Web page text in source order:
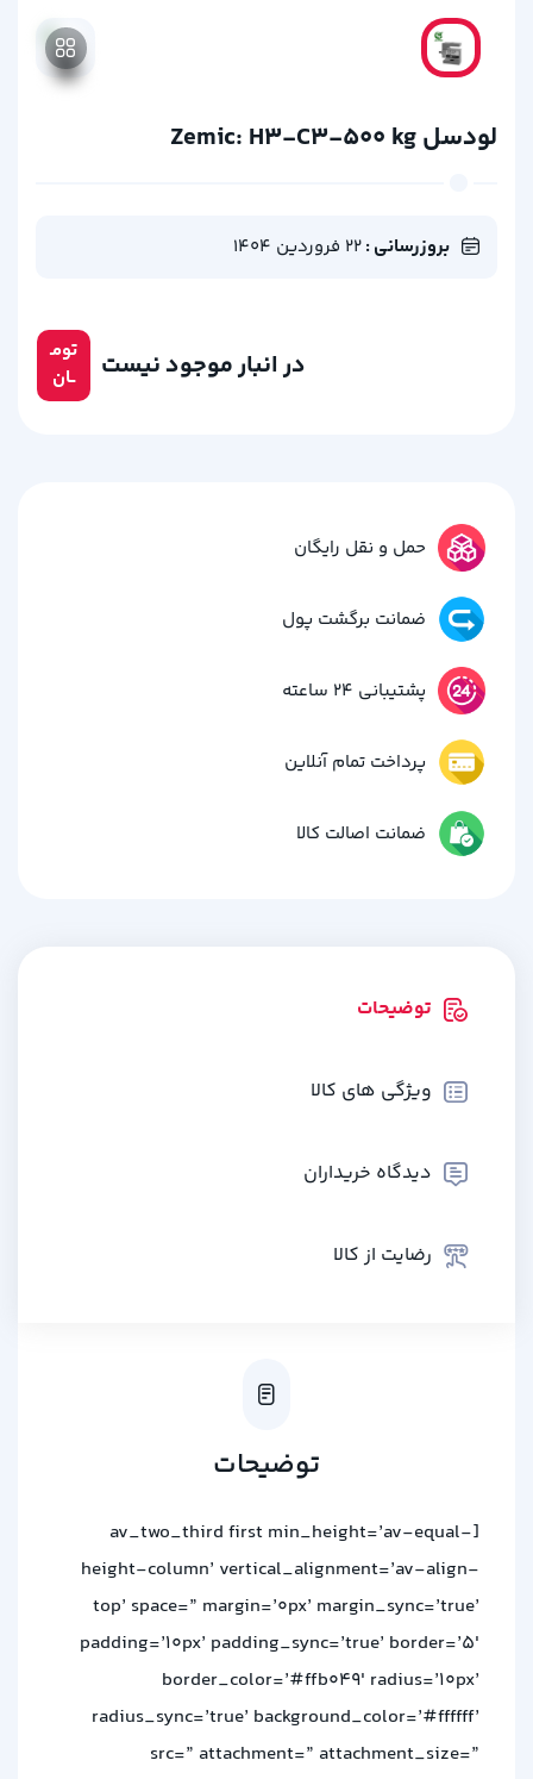
لودسل Zemic: H3-C3-500 kg
بروزرسانی :22 فروردین 1404
تومـ
ــان
در انبار موجود نیست
حمل و نقل رایگان
ضمانت برگشت پول
پشتیبانی 24 ساعته
پرداخت تمام آنلاین
ضمانت اصالت کالا
توضیحات
ویژگی های کالا
دیدگاه خریداران
رضایت از کالا
توضیحات
[av_two_third first min_height=’av-equal-
height-column’ vertical_alignment=’av-align-
top’ space=” margin=’0px’ margin_sync=’true’
padding=’10px’ padding_sync=’true’ border=’5′
border_color=’#ffb049′ radius=’10px’
radius_sync=’true’ background_color=’#ffffff’
src=” attachment=” attachment_size=”